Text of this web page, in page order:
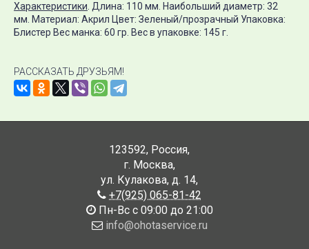
Характеристики. Длина: 110 мм. Наибольший диаметр: 32
мм. Материал: Акрил Цвет: Зеленый/прозрачный Упаковка:
Блистер Вес манка: 60 гр. Вес в упаковке: 145 г.
РАССКАЗАТЬ ДРУЗЬЯМ!
123592, Россия,
г. Москва,
ул. Кулакова, д. 14,
+7(925) 065-81-42
Пн-Вс с 09:00 до 21:00
info@ohotaservice.ru